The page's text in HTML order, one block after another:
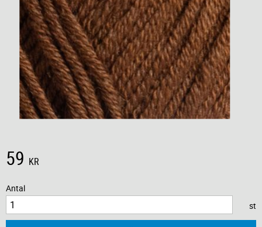
59 KR
Antal
st